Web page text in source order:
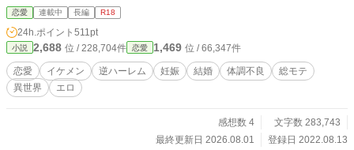
るように特殊な研究がなされ、彼らとの交わりで繭は多くの子を成すことになる
らしい。 自分が担当する屋敷に案内された繭は、遺伝子的に優秀だと選ばれた
イケメンたち数十人と共同生活を送ることになる。 【閲覧注意】※男性妊娠、
悪阻などによる体調不良、治療シーン、出産シーン、複数プレイ、などマニアッ
クな（あまりグロくはないと思いますが）描写が出てくる可能性があります。
たくさんのイケメン夫に囲まれて、逆ハーレムな生活を送りたいという女性の願
望を描いています。
恋愛 連載中 長編 R18
24h.ポイント 511pt
小説 2,688 位 / 228,704件 恋愛 1,469 位 / 66,347件
恋愛 イケメン 逆ハーレム 妊娠 結婚 体調不良
総モテ
異世界
エロ
感想数 4
文字数 283,743
最終更新日 2026.08.01
登録日 2022.08.13